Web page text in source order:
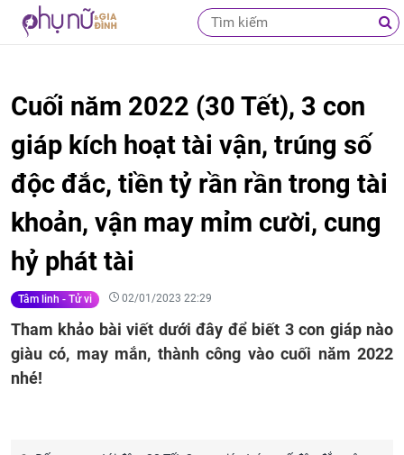
Cuối năm 2022 (30 Tết), 3 con
giáp kích hoạt tài vận, trúng số
độc đắc, tiền tỷ rần rần trong tài
khoản, vận may mỉm cười, cung
hỷ phát tài
Tâm linh - Tử vi 02/01/2023 22:29
Tham khảo bài viết dưới đây để biết 3 con giáp nào
giàu có, may mắn, thành công vào cuối năm 2022
nhé!